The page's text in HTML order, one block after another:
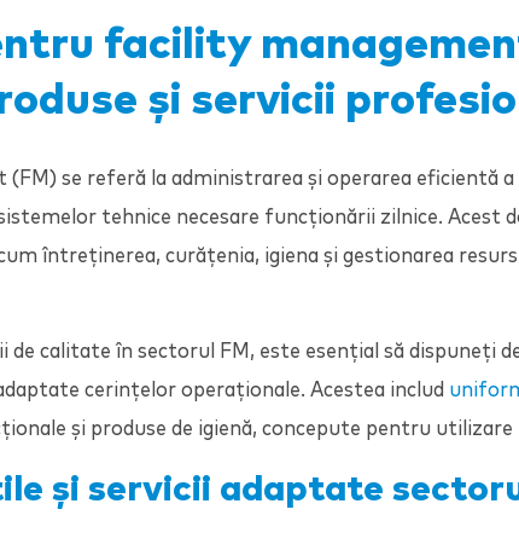
facility
și servicii
(FM) se referă la administrarea și operarea eficientă a
tehnice necesare funcționării zilnice. Acest
întreținerea, curățenia, igiena și gestionarea
de calitate în sectorul FM, este esențial să dispuneți
cerințelor operaționale. Acestea includ
și produse de igienă, concepute pentru utilizare
și servicii adaptate